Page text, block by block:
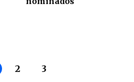
2 3